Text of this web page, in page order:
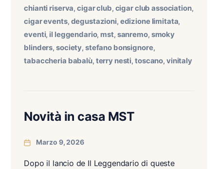
chianti riserva,cigar club, cigar club association,
cigar events, degustazioni, edizione limitata,
eventi, il leggendario, mst, sanremo, smoky
blinders,society, stefano bonsignore,
tabaccheria babalù, terry nesti,toscano, vinitaly
Novità in casa MST
Marzo 9, 2026
Dopo il lancio de Il Leggendario di queste